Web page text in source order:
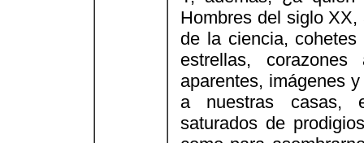
Hombres del siglo
de la ciencia,
estrellas, corazones
aparentes, imágenes
a nuestras casas,
saturados de